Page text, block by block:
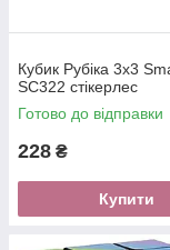
Кубик Рубіка 3х3
SC322 стікерлес
Готово до відправки
228 ₴
Купити